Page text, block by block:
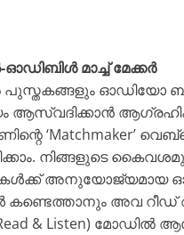
മാച്ച് മേക്കർ
പുസ്തകങ്ങളും ഓഡിയോ
ആസ്വദിക്കാൻ
‘Matchmaker’
നിങ്ങളുടെ
അനുയോജ്യമായ
അവ
& Listen) മോഡിൽ